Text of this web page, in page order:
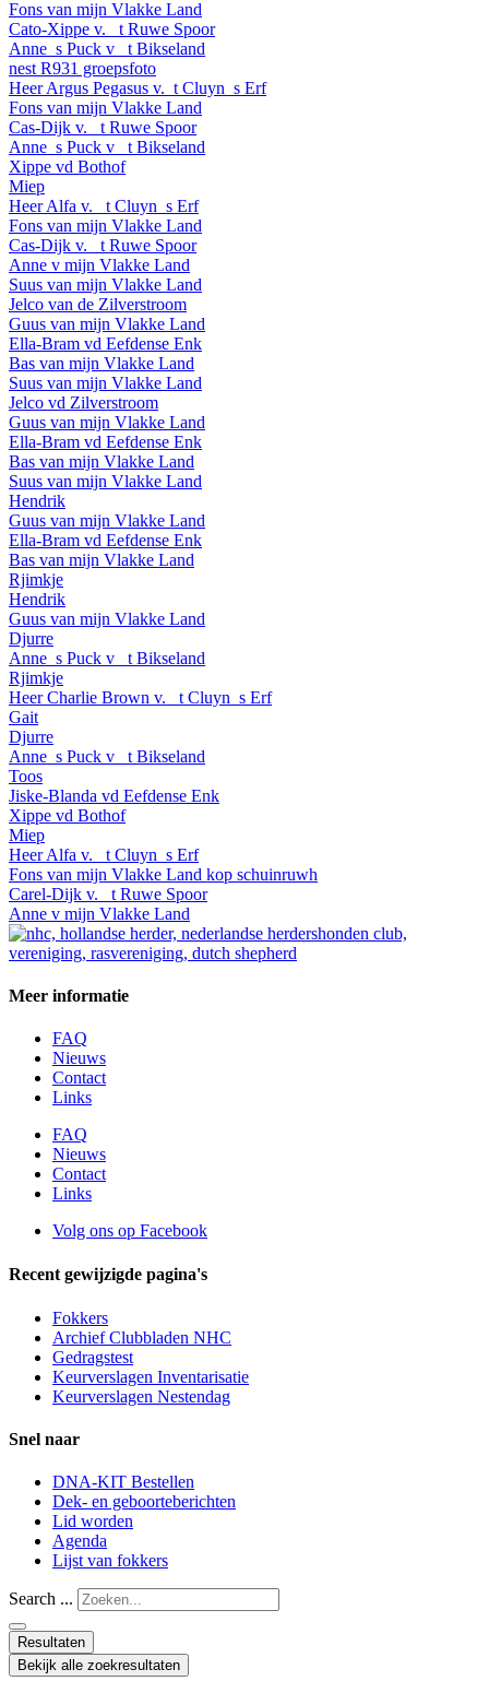
Fons van mijn Vlakke Land
Cato-Xippe v. _t Ruwe Spoor
Anne_s Puck v _t Bikseland
nest R931 groepsfoto
Heer Argus Pegasus v._t Cluyn_s Erf
Fons van mijn Vlakke Land
Cas-Dijk v. _t Ruwe Spoor
Anne_s Puck v _t Bikseland
Xippe vd Bothof
Miep
Heer Alfa v. _t Cluyn_s Erf
Fons van mijn Vlakke Land
Cas-Dijk v. _t Ruwe Spoor
Anne v mijn Vlakke Land
Suus van mijn Vlakke Land
Jelco van de Zilverstroom
Guus van mijn Vlakke Land
Ella-Bram vd Eefdense Enk
Bas van mijn Vlakke Land
Suus van mijn Vlakke Land
Jelco vd Zilverstroom
Guus van mijn Vlakke Land
Ella-Bram vd Eefdense Enk
Bas van mijn Vlakke Land
Suus van mijn Vlakke Land
Hendrik
Guus van mijn Vlakke Land
Ella-Bram vd Eefdense Enk
Bas van mijn Vlakke Land
Rjimkje
Hendrik
Guus van mijn Vlakke Land
Djurre
Anne_s Puck v _t Bikseland
Rjimkje
Heer Charlie Brown v. _t Cluyn_s Erf
Gait
Djurre
Anne_s Puck v _t Bikseland
Toos
Jiske-Blanda vd Eefdense Enk
Xippe vd Bothof
Miep
Heer Alfa v. _t Cluyn_s Erf
Fons van mijn Vlakke Land kop schuinruwh
Carel-Dijk v. _t Ruwe Spoor
Anne v mijn Vlakke Land
Meer informatie
FAQ
Nieuws
Contact
Links
FAQ
Nieuws
Contact
Links
Volg ons op Facebook
Recent gewijzigde pagina's
Fokkers
Archief Clubbladen NHC
Gedragstest
Keurverslagen Inventarisatie
Keurverslagen Nestendag
Snel naar
DNA-KIT Bestellen
Dek- en geboorteberichten
Lid worden
Agenda
Lijst van fokkers
Search ...
Resultaten
Bekijk alle zoekresultaten